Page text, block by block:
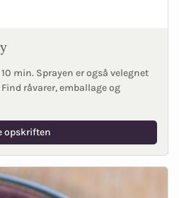
min. Sprayen er også velegnet
råvarer, emballage og
opskriften